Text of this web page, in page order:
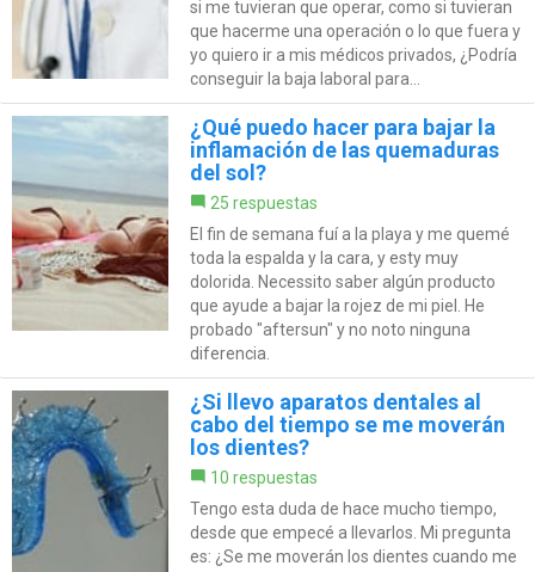
si me tuvieran que operar, como si tuvieran
que hacerme una operación o lo que fuera y
yo quiero ir a mis médicos privados, ¿Podría
conseguir la baja laboral para...
¿Qué puedo hacer para bajar la
inflamación de las quemaduras
del sol?
25 respuestas
El fin de semana fuí a la playa y me quemé
toda la espalda y la cara, y esty muy
dolorida. Necessito saber algún producto
que ayude a bajar la rojez de mi piel. He
probado "aftersun" y no noto ninguna
diferencia.
¿Si llevo aparatos dentales al
cabo del tiempo se me moverán
los dientes?
10 respuestas
Tengo esta duda de hace mucho tiempo,
desde que empecé a llevarlos. Mi pregunta
es: ¿Se me moverán los dientes cuando me